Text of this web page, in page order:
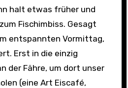
halt etwas früher und
Fischimbiss. Gesagt
entspannten Vormittag,
Erst in die einzig
der Fähre, um dort unser
(eine Art Eiscafé,